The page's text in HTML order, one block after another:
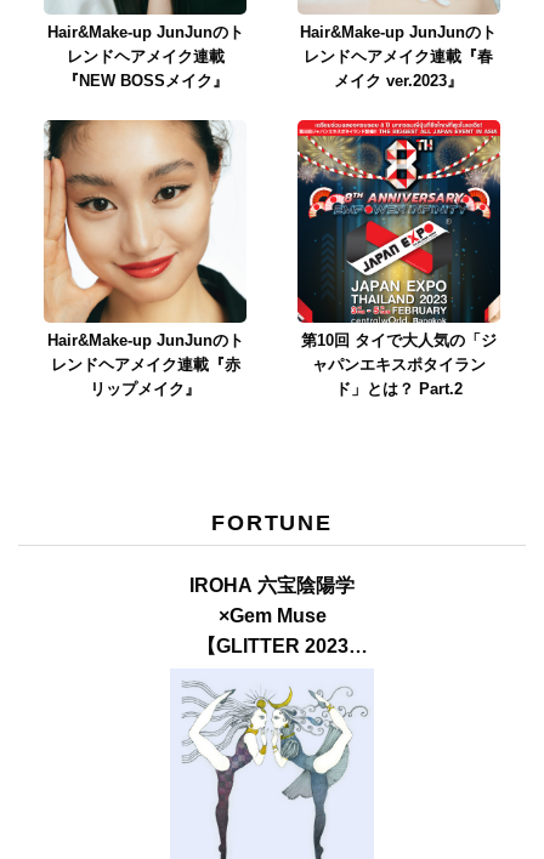
Hair&Make-up JunJunのト
レンドヘアメイク連載
『NEW BOSSメイク』
Hair&Make-up JunJunのト
レンドヘアメイク連載『春
メイク ver.2023』
Hair&Make-up JunJunのト
レンドヘアメイク連載『赤
リップメイク』
第10回 タイで大人気の「ジ
ャパンエキスポタイラン
ド」とは？ Part.2
FORTUNE
IROHA 六宝陰陽学
×Gem Muse
【GLITTER 2023
SUMMER issue】